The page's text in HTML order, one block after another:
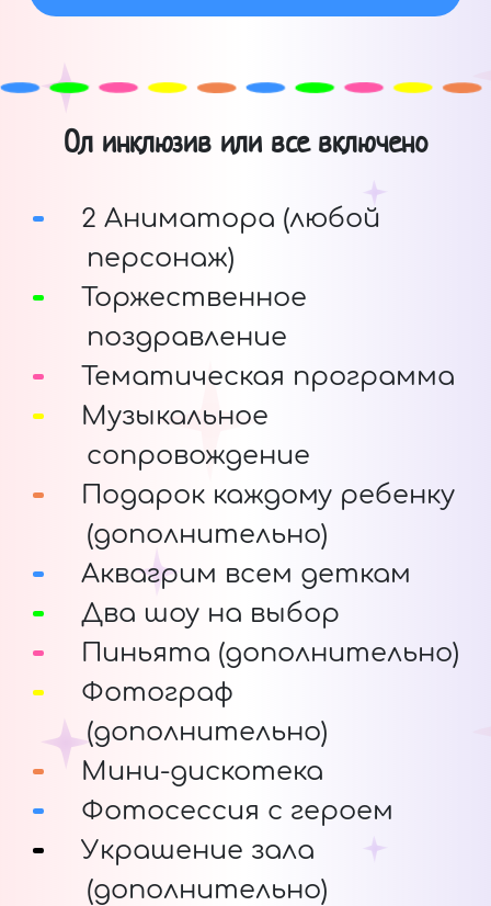
Ол инклюзив или все включено
2 Аниматора (любой
персонаж)
Торжественное
поздравление
Тематическая программа
Музыкальное
сопровождение
Подарок каждому ребенку
(дополнительно)
Аквагрим всем деткам
Два шоу на выбор
Пиньята (дополнительно)
Фотограф
(дополнительно)
Мини-дискотека
Фотосессия с героем
Украшение зала
(дополнительно)